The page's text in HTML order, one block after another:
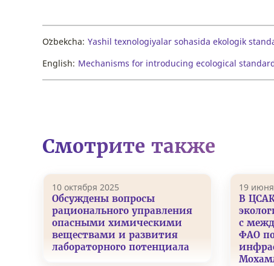
Oʻzbekcha: Yashil texnologiyalar sohasida ekologik
English: Mechanisms for introducing ecological
Смотрите также
10 октября 2025
Обсуждены вопросы
рационального управления
опасными химическими
веществами и развития
лабораторного потенциала
19
В
с
ФАО